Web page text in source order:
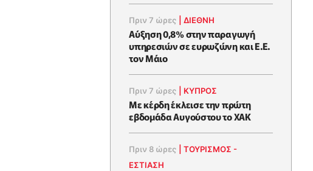
Πριν 7 ώρες |ΔΙΕΘΝΗ
Αύξηση 0,8% στην παραγωγή
υπηρεσιών σε ευρωζώνη και Ε.Ε.
τον Μάιο
Πριν 7 ώρες ΚΥΠΡΟΣ
Με κέρδη έκλεισε την πρώτη
εβδομάδα Αυγούστου το ΧΑΚ
Πριν 8 ώρες |ΤΟΥΡΙΣΜΟΣ -
ΕΣΤΙΑΣΗ